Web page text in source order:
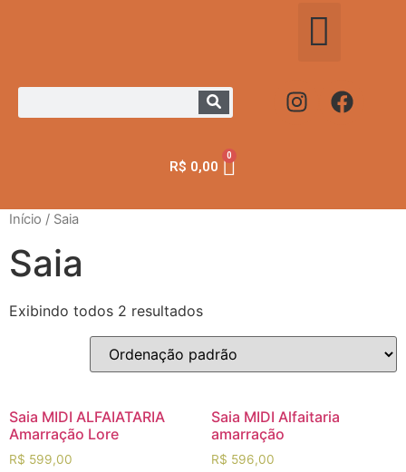
R$ 0,00
0
Início / Saia
Saia
Exibindo todos 2 resultados
Saia MIDI ALFAIATARIA
Amarração Lore
R$ 599,00
Saia MIDI Alfaitaria
amarração
R$ 596,00